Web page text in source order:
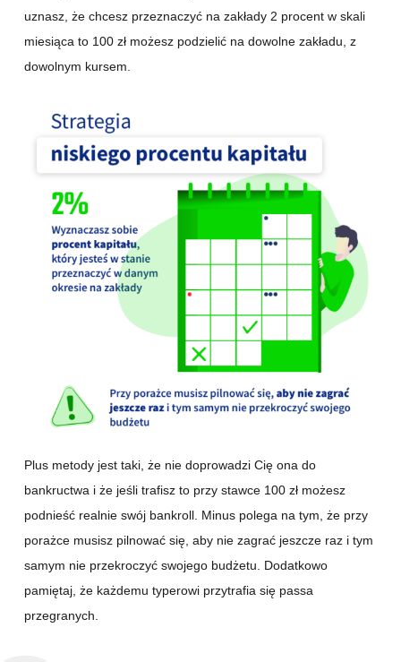
uznasz, że chcesz przeznaczyć na zakłady 2 procent w skali
miesiąca to 100 zł możesz podzielić na dowolne zakładu, z
dowolnym kursem.
Plus metody jest taki, że nie doprowadzi Cię ona do
bankructwa i że jeśli trafisz to przy stawce 100 zł możesz
podnieść realnie swój bankroll. Minus polega na tym, że przy
porażce musisz pilnować się, aby nie zagrać jeszcze raz i tym
samym nie przekroczyć swojego budżetu. Dodatkowo
pamiętaj, że każdemu typerowi przytrafia się passa
przegranych.